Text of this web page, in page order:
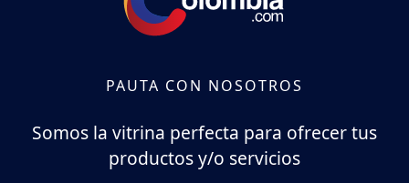
PAUTA CON NOSOTROS
Somos la vitrina perfecta para ofrecer tus
productos y/o servicios